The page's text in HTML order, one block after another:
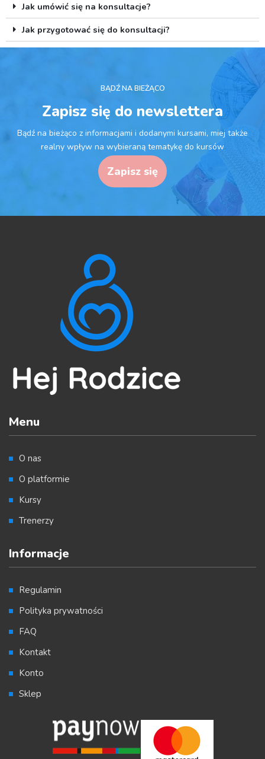
Jak umówić się na konsultacje?
Jak przygotować się do konsultacji?
BĄDŹ NA BIEŻĄCO
Zapisz się do newslettera
Bądź na bieżąco z informacjami i dodanymi kursami, miej także
realny wpływ na wybieraną tematykę do kursów
Zapisz się
Menu
O nas
O platformie
Kursy
Trenerzy
Informacje
Regulamin
Polityka prywatności
FAQ
Kontakt
Konto
Sklep